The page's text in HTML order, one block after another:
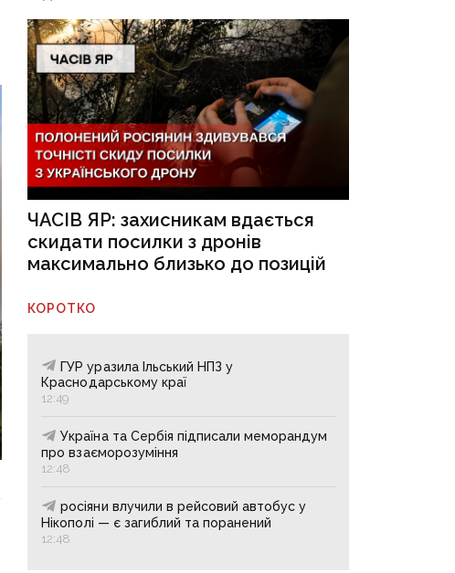
ЧАСІВ ЯР: захисникам вдається
скидати посилки з дронів
максимально близько до позицій
КОРОТКО
ГУР уразила Ільський НПЗ у
Краснодарському краї
12:49
Україна та Сербія підписали меморандум
про взаєморозуміння
12:48
росіяни влучили в рейсовий автобус у
Нікополі — є загиблий та поранений
12:48